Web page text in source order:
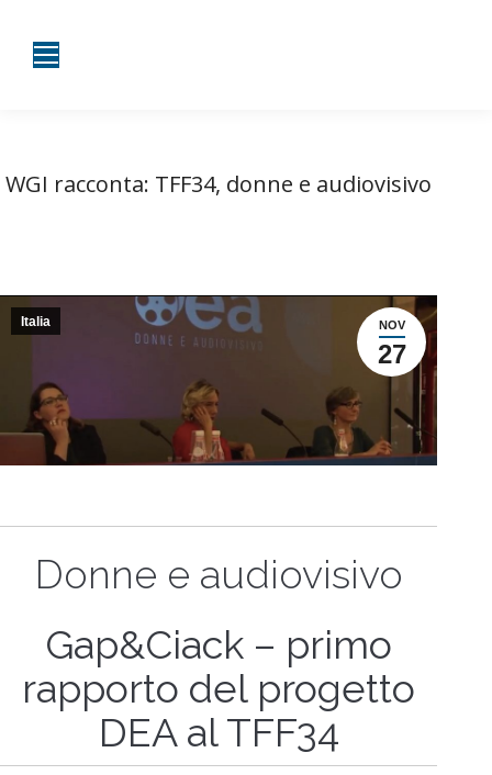
WGI racconta: TFF34, donne e audiovisivo
NOV
27
Italia
Donne e audiovisivo
Gap&Ciack – primo
rapporto del progetto
DEA al TFF34